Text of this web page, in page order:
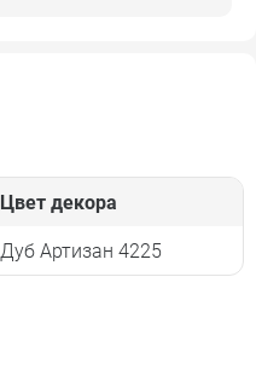
Цвет декора
Дуб Артизан 4225